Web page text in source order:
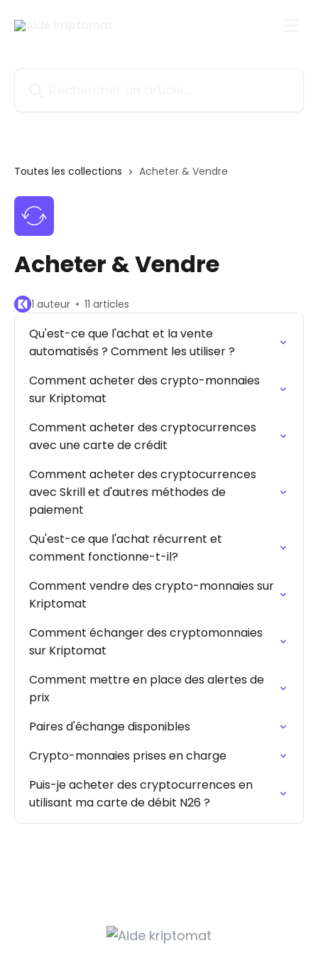
Toutes les collections Acheter & Vendre
Acheter & Vendre
1 auteur 11 articles
Qu'est-ce que l'achat et la vente
automatisés ? Comment les utiliser ?
Comment acheter des crypto-monnaies
sur Kriptomat
Comment acheter des cryptocurrences
avec une carte de crédit
Comment acheter des cryptocurrences
avec Skrill et d'autres méthodes de
paiement
Qu'est-ce que l'achat récurrent et
comment fonctionne-t-il?
Comment vendre des crypto-monnaies sur
Kriptomat
Comment échanger des cryptomonnaies
sur Kriptomat
Comment mettre en place des alertes de
prix
Paires d'échange disponibles
Crypto-monnaies prises en charge
Puis-je acheter des cryptocurrences en
utilisant ma carte de débit N26 ?